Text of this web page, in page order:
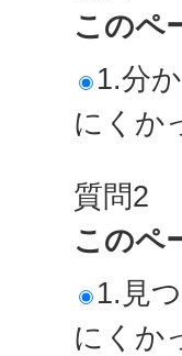
このペ
1.分
にくか
質問2
このペ
1.見
にくか